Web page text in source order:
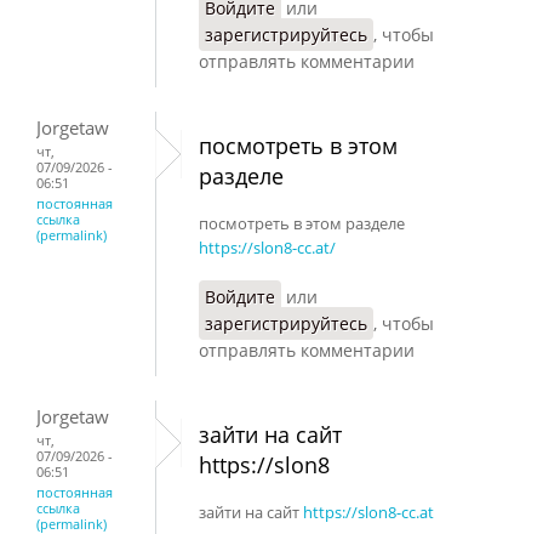
Войдите или
зарегистрируйтесь , чтобы
отправлять комментарии
Jorgetaw
чт,
07/09/2026 -
06:51
постоянная
ссылка
(permalink)
посмотреть в этом
разделе
посмотреть в этом разделе
https://slon8-cc.at/
Войдите или
зарегистрируйтесь , чтобы
отправлять комментарии
Jorgetaw
чт,
07/09/2026 -
06:51
постоянная
ссылка
(permalink)
зайти на сайт
https://slon8
зайти на сайт https://slon8-cc.at